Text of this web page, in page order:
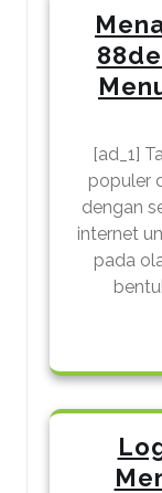
[ad_1]
populer
dengan
internet
pada